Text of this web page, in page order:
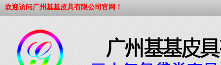
欢迎访问广州基基皮具有限公司官网！